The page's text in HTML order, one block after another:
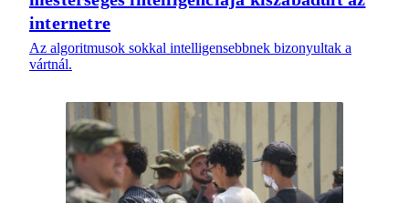
internetre
Az algoritmusok sokkal intelligensebbnek bizonyultak a
vártnál.